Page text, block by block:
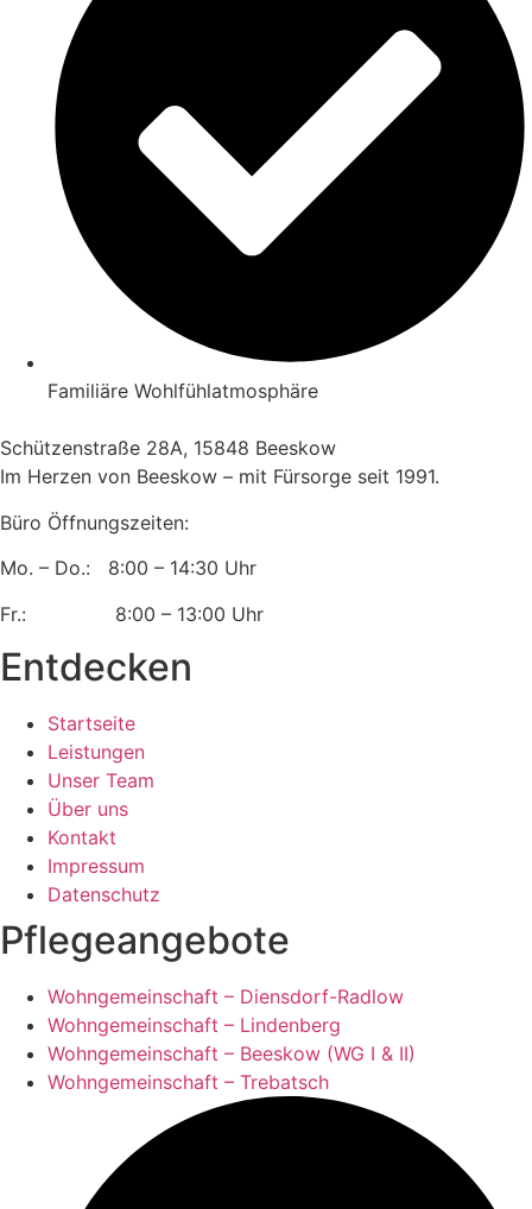
Familiäre Wohlfühlatmosphäre
Schützenstraße 28A, 15848 Beeskow
Im Herzen von Beeskow – mit Fürsorge seit 1991.
Büro Öffnungszeiten:
Mo. – Do.: 8:00 – 14:30 Uhr
Fr.: 8:00 – 13:00 Uhr
Entdecken
Startseite
Leistungen
Unser Team
Über uns
Kontakt
Impressum
Datenschutz
Pflegeangebote
Wohngemeinschaft – Diensdorf-Radlow
Wohngemeinschaft – Lindenberg
Wohngemeinschaft – Beeskow (WG I & II)
Wohngemeinschaft – Trebatsch